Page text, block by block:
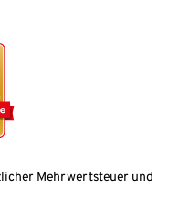
Mehrwertsteuer und